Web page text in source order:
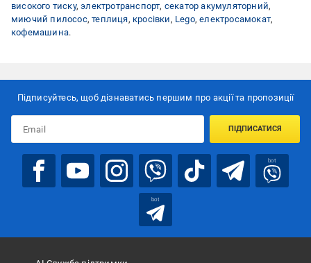
високого тиску,электротранспорт, секатор акумуляторний,
миючий пилосос,теплиця, кросівки, Lego,електросамокат,
кофемашина.
Підписуйтесь, щоб дізнаватись першим про акції та пропозиції
ПІДПИСАТИСЯ
bot
bot